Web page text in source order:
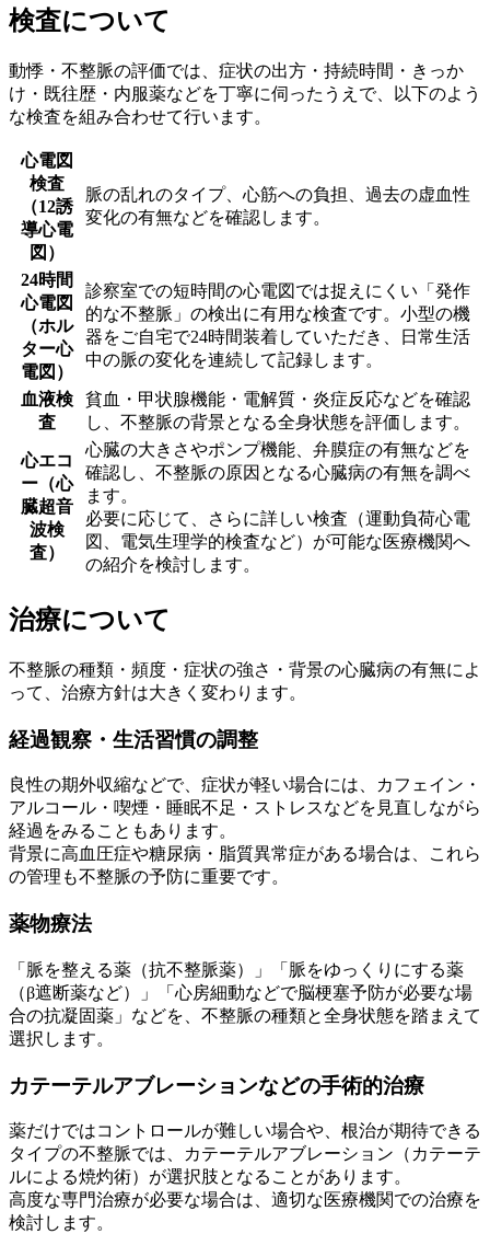
検査について
動悸・不整脈の評価では、症状の出方・持続時間・きっか
け・既往歴・内服薬などを丁寧に伺ったうえで、以下のよう
な検査を組み合わせて行います。
心電図
検査
（12誘
導心電
図）
脈の乱れのタイプ、心筋への負担、過去の虚血性
変化の有無などを確認します。
24時間
心電図
（ホル
ター心
電図）
診察室での短時間の心電図では捉えにくい「発作
的な不整脈」の検出に有用な検査です。小型の機
器をご自宅で24時間装着していただき、日常生活
中の脈の変化を連続して記録します。
血液検
査
貧血・甲状腺機能・電解質・炎症反応などを確認
し、不整脈の背景となる全身状態を評価します。
心エコ
ー（心
臓超音
波検
査）
心臓の大きさやポンプ機能、弁膜症の有無などを
確認し、不整脈の原因となる心臓病の有無を調べ
ます。
必要に応じて、さらに詳しい検査（運動負荷心電
図、電気生理学的検査など）が可能な医療機関へ
の紹介を検討します。
治療について
不整脈の種類・頻度・症状の強さ・背景の心臓病の有無によ
って、治療方針は大きく変わります。
経過観察・生活習慣の調整
良性の期外収縮などで、症状が軽い場合には、カフェイン・
アルコール・喫煙・睡眠不足・ストレスなどを見直しながら
経過をみることもあります。
背景に高血圧症や糖尿病・脂質異常症がある場合は、これら
の管理も不整脈の予防に重要です。
薬物療法
「脈を整える薬（抗不整脈薬）」「脈をゆっくりにする薬
（β遮断薬など）」「心房細動などで脳梗塞予防が必要な場
合の抗凝固薬」などを、不整脈の種類と全身状態を踏まえて
選択します。
カテーテルアブレーションなどの手術的治療
薬だけではコントロールが難しい場合や、根治が期待できる
タイプの不整脈では、カテーテルアブレーション（カテーテ
ルによる焼灼術）が選択肢となることがあります。
高度な専門治療が必要な場合は、適切な医療機関での治療を
検討します。